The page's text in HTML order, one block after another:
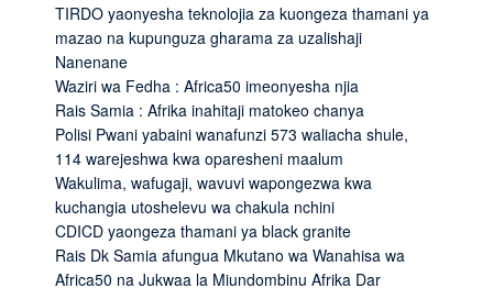
TIRDO yaonyesha teknolojia za kuongeza thamani ya
mazao na kupunguza gharama za uzalishaji
Nanenane
Waziri wa Fedha : Africa50 imeonyesha njia
Rais Samia : Afrika inahitaji matokeo chanya
Polisi Pwani yabaini wanafunzi 573 waliacha shule,
114 warejeshwa kwa oparesheni maalum
Wakulima, wafugaji, wavuvi wapongezwa kwa
kuchangia utoshelevu wa chakula nchini
CDICD yaongeza thamani ya black granite
Rais Dk Samia afungua Mkutano wa Wanahisa wa
Africa50 na Jukwaa la Miundombinu Afrika Dar